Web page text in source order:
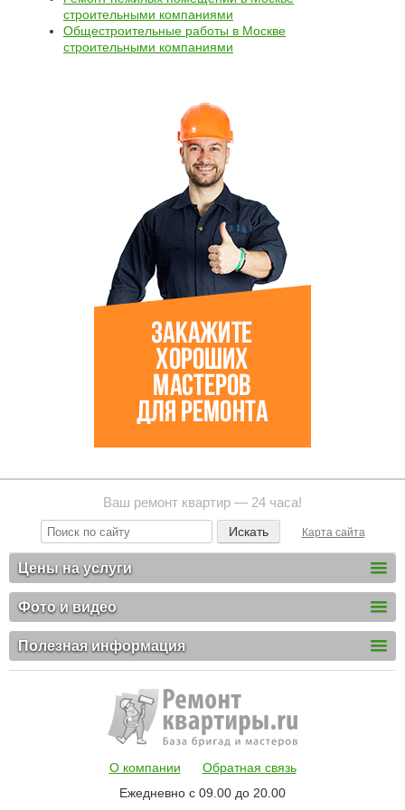
строительными компаниями
Общестроительные работы в Москве
строительными компаниями
Ваш ремонт квартир — 24 часа!
Карта сайта
Цены на услуги
Фото и видео
Полезная информация
О компании
Обратная связь
Ежедневно с 09.00 до 20.00